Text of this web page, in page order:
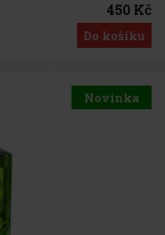
450 Kč
Do košíku
Novinka